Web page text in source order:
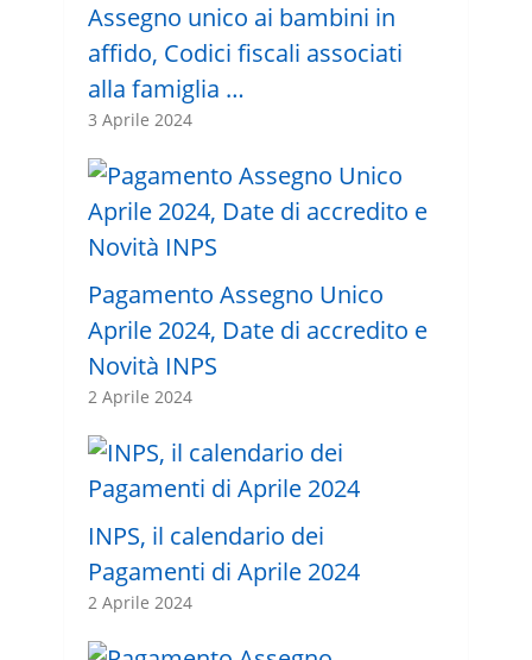
Assegno unico ai bambini in
affido, Codici fiscali associati
alla famiglia …
3 Aprile 2024
Pagamento Assegno Unico
Aprile 2024, Date di accredito e
Novità INPS
2 Aprile 2024
INPS, il calendario dei
Pagamenti di Aprile 2024
2 Aprile 2024